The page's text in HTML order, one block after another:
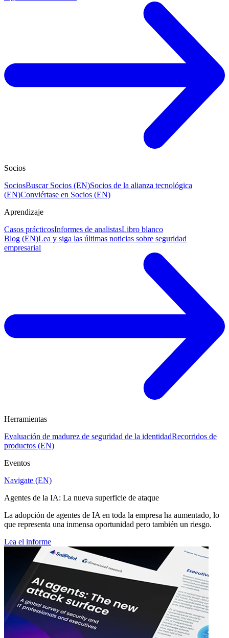
Socios
SociosBuscar Socios (EN)Socios de la alianza tecnológica
(EN)Conviértase en Socios (EN)
Aprendizaje
Casos prácticosInformes de analistasLibro blanco
Blog (EN)Lea y siga las últimas noticias sobre seguridad
empresarial
Herramientas
Evaluación de madurez de seguridad de la identidadRecorridos de
productos (EN)
Eventos
Navigate (EN)
Agentes de la IA: La nueva superficie de ataque
La adopción de agentes de IA en toda la empresa ha aumentado, lo
que representa una inmensa oportunidad pero también un riesgo.
Lea el informe